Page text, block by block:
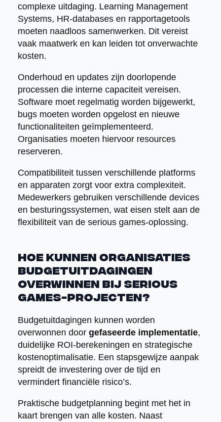
complexe uitdaging. Learning Management
Systems, HR-databases en rapportagetools
moeten naadloos samenwerken. Dit vereist
vaak maatwerk en kan leiden tot onverwachte
kosten.
Onderhoud en updates zijn doorlopende
processen die interne capaciteit vereisen.
Software moet regelmatig worden bijgewerkt,
bugs moeten worden opgelost en nieuwe
functionaliteiten geïmplementeerd.
Organisaties moeten hiervoor resources
reserveren.
Compatibiliteit tussen verschillende platforms
en apparaten zorgt voor extra complexiteit.
Medewerkers gebruiken verschillende devices
en besturingssystemen, wat eisen stelt aan de
flexibiliteit van de serious games-oplossing.
Hoe kunnen organisaties
budgetuitdagingen
overwinnen bij serious
games-projecten?
Budgetuitdagingen kunnen worden
overwonnen door gefaseerde implementatie,
duidelijke ROI-berekeningen en strategische
kostenoptimalisatie. Een stapsgewijze aanpak
spreidt de investering over de tijd en
vermindert financiële risico’s.
Praktische budgetplanning begint met het in
kaart brengen van alle kosten. Naast